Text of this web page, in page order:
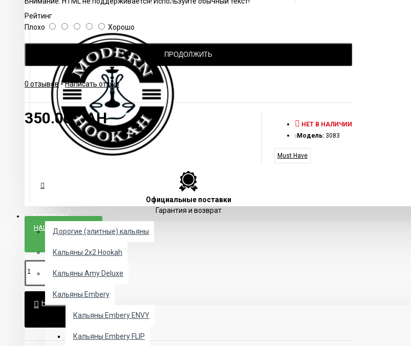
КАЛЬЯНЫ
Дорогие (элитные) кальяны
Кальяны 2х2 Hookah
Кальяны Amy Deluxe
Кальяны Embery
Кальяны Embery ENVY
Кальяны Embery FLIP
Рейтинг
Плохо
Хорошо
ПРОДОЛЖИТЬ
0 отзывов -Написать отзыв
350.00 UAH
НЕТ В НАЛИЧИИ
Модель: 3083
Must Have
Официальные поставки
Гарантия и возврат
НАШЛИ ДЕШЕВЛЕ?
НЕТ В НАЛИЧИИ